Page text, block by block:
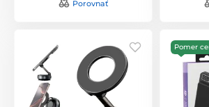
Porovnať
Pomer